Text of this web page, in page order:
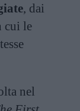
, dai
cui le
nel